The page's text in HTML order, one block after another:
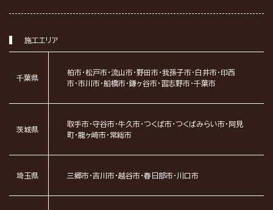
施工エリア
千葉県
柏市・松戸市・流山市・野田市・我孫子市・白井市・印西
市・市川市・船橋市・鎌ヶ谷市・習志野市・千葉市
茨城県
取手市・守谷市・牛久市・つくば市・つくばみらい市・阿見
町・龍ヶ崎市・常総市
埼玉県 三郷市・吉川市・越谷市・春日部市・川口市